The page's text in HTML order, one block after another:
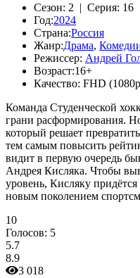
Сезон: 2 | Серия: 16
Год:2024
Страна:Россия
Жанр:Драма,
Режиссер: Андрей
Возраст:16+
Качество: FHD
Команда Студенческой
грани расформирования.
который решает
тем самым повысить
видит в первую очередь
Андрея Кисляка. Чтобы
уровень, Кисляку
новым поколением
10
Голосов: 5
5.7
8.9
3 018